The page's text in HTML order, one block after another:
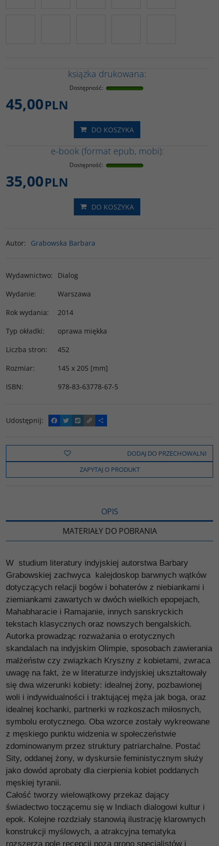
książka drukowana:
Dostępność:
45,00PLN
DO KOSZYKA
e-book (format epub, mobi):
Dostępność:
35,00PLN
DO KOSZYKA
Autor: Grabowska Barbara
Wydawnictwo:
Dialog
Wydanie:
Warszawa
Rok wydania:
2014
Typ okładki:
oprawa miękka
Liczba stron:
452
Rozmiar:
145 x 205 [mm]
ISBN: 978-83-63778-67-5
Udostępnij:
F
a
e
o
k
T
w
t
t
e
W
y
o
C
o
y
i
n
k
P
o
z
e
l
s
DODAJ DO PRZECHOWALNI
ZAPYTAJ O PRODUKT
OPIS
MATERIAŁY DO POBRANIA
W studium literatury indyjskiej autorstwa Barbary
Grabowskiej zachwyca kalejdoskop barwnych wątków
dotyczących relacji bogów i bohaterów z niebiankami i
ziemiankami zawartych w dwóch wielkich epopejach,
Mahabharacie i Ramajanie, innych sanskryckich
tekstach klasycznych oraz nowszych bengalskich.
Autorka prowadząc rozważania o erotycznych
skandalach na indyjskim Olimpie, sposobach zawierania
małżeństw czy związkach Kryszny z kobietami, zwraca
uwagę na fakt, że w literaturze indyjskiej ukształtowały
się dwa wizerunki kobiety: idealnej żony, pozbawionej
woli i indywidualności i traktującej męża jak boga, oraz
idealnej kochanki, partnerki w rozkoszach miłosnych,
symbolu erotycznego. Oba wzorce zostały wykreowane
z męskiego punktu widzenia w społeczeństwie
zdominowanym przez struktury patriarchalne. Postać
Sity, oddanej żony, w dyskursie feministycznym służy
jako dowód aprobaty dla cierpienia kobiet poddanych
męskiej tyranii.
Całość tworzy wielowątkowy przekaz dający
świadectwo toczącemu się w Indiach dialogowi kultur i
epok. Kolejne rozdziały stanowią ilustrację klarownych
konstrukcji myślowych, a atrakcyjna tematyka
rozszerza pole recepcji poza grono specjalistów i